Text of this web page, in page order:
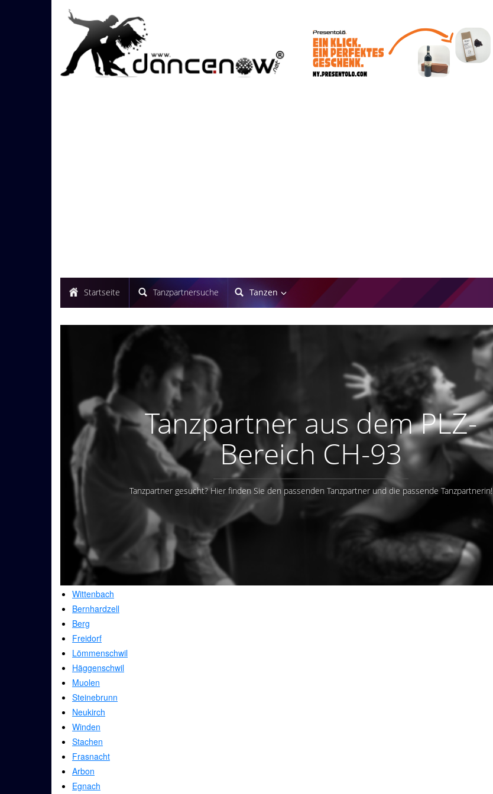
Startseite Tanzpartnersuche Tanzen
Tanzpartner aus dem PLZ-
Bereich CH-93
Tanzpartner gesucht? Hier finden Sie den passenden Tanzpartner und die passende Tanzpartnerin!
Wittenbach
Bernhardzell
Berg
Freidorf
Lömmenschwil
Häggenschwil
Muolen
Steinebrunn
Neukirch
Winden
Stachen
Frasnacht
Arbon
Egnach